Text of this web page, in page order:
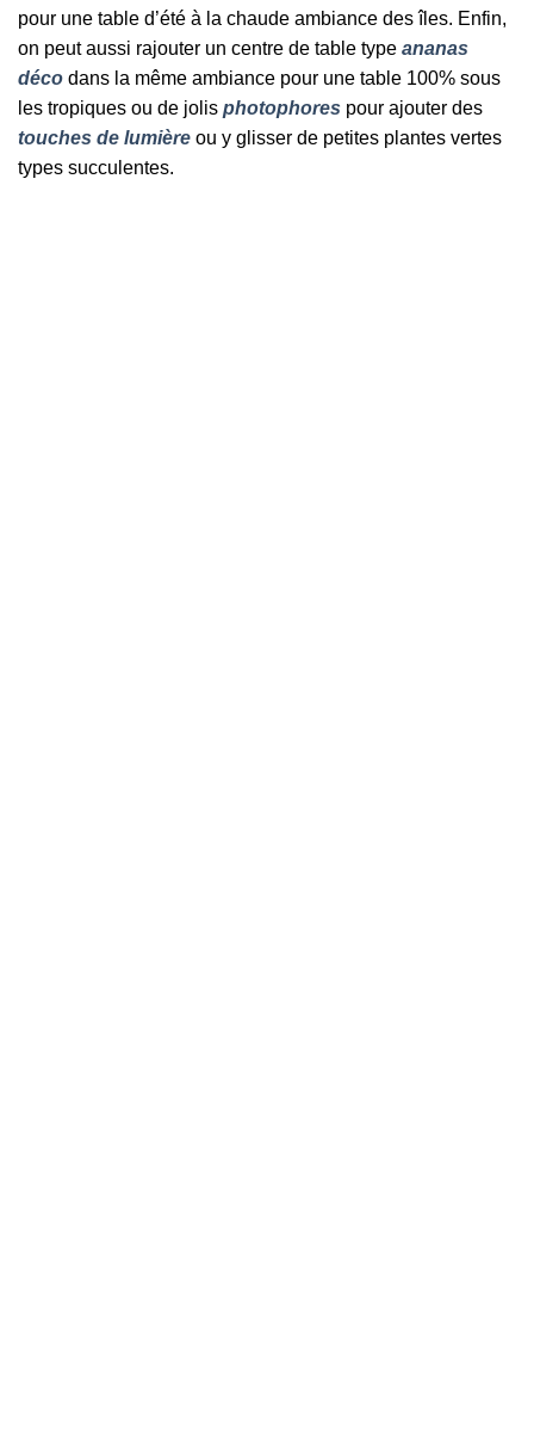
pour une table d’été à la chaude ambiance des îles. Enfin,
on peut aussi rajouter un centre de table type ananas
déco dans la même ambiance pour une table 100% sous
les tropiques ou de jolis photophores pour ajouter des
touches de lumière ou y glisser de petites plantes vertes
types succulentes.